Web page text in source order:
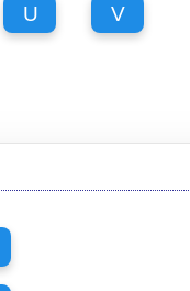
U V